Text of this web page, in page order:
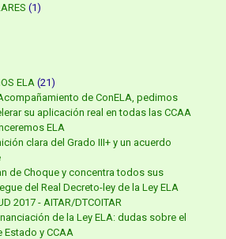
(1)
ELA (21)
de ConELA, pedimos
su aplicación real en todas las CCAA
ELA
clara del Grado III+ y un acuerdo
de Choque y concentra todos sus
del Real Decreto-ley de la Ley ELA
2017 - AITAR/DTCOITAR
de la Ley ELA: dudas sobre el
Estado y CCAA